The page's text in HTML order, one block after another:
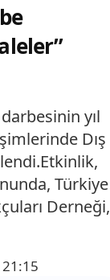
yıl
Dış
Türkiye
Derneği,